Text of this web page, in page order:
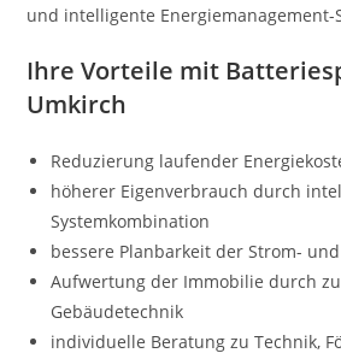
und intelligente Energiemanagement-
Ihre Vorteile mit
Umkirch
Reduzierung laufender
höherer Eigenverbrauch durch
Systemkombination
bessere Planbarkeit der Strom-
Aufwertung der Immobilie durch
Gebäudetechnik
individuelle Beratung zu Technik,